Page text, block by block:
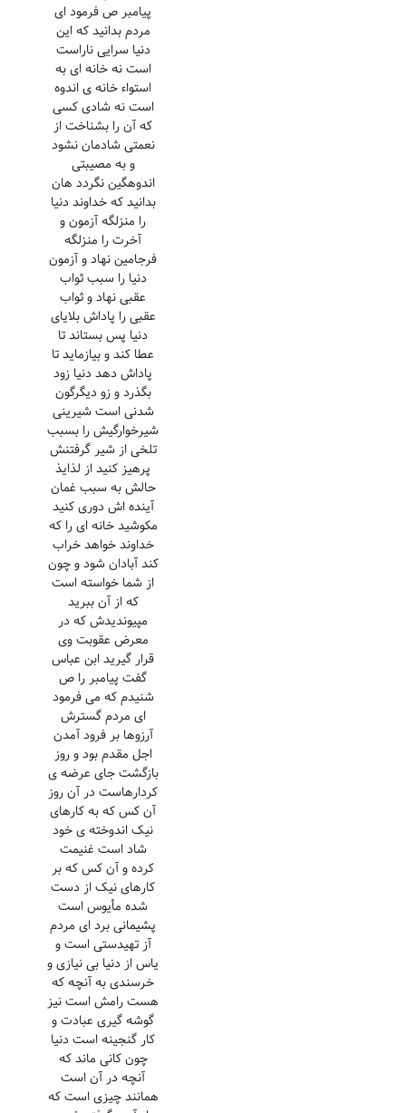
پیامبر ص فرمود ای
مردم بدانید که این
دنیا سرایی ناراست
است نه خانه ای به
استواء خانه ی اندوه
است نه شادی کسی
که آن را بشناخت از
نعمتی شادمان نشود
و به مصیبتی
اندوهگین نگردد هان
بدانید که خداوند دنیا
را منزلگه آزمون و
آخرت را منزلگه
فرجامین نهاد و آزمون
دنیا را سبب ثواب
عقبی نهاد و ثواب
عقبی را پاداش بلایای
دنیا پس بستاند تا
عطا کند و بیازماید تا
پاداش دهد دنیا زود
بگذرد و زو دیگرگون
شدنی است شیرینی
شیرخوارگیش را بسبب
تلخی از شیر گرفتنش
پرهیز کنید از لذایذ
حالش به سبب غمان
آینده اش دوری کنید
مکوشید خانه ای را که
خداوند خواهد خراب
کند آبادان شود و چون
از شما خواسته است
که از آن ببرید
مپیوندیدش که در
معرض عقوبت وی
قرار گیرید ابن عباس
گفت پیامبر را ص
شنیدم که می فرمود
ای مردم گسترش
آرزوها بر فرود آمدن
اجل مقدم بود و روز
بازگشت جای عرضه ی
کردارهاست در آن روز
آن کس که به کارهای
نیک اندوخته ی خود
شاد است غنیمت
کرده و آن کس که بر
کارهای نیک از دست
شده مأیوس است
پشیمانی برد ای مردم
آز تهیدستی است و
یاس از دنیا بی نیازی و
خرسندی به آنچه که
هست رامش است نیز
گوشه گیری عبادت و
کار گنجینه است دنیا
چون کانی ماند که
آنچه در آن است
همانند چیزی است که